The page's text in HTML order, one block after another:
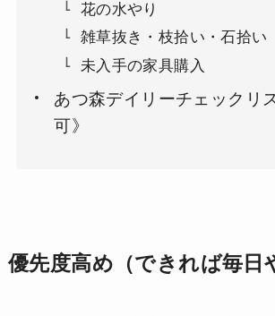
花の水やり
雑草抜き・枝拾い・石拾い
未入手の家具購入
あつ森デイリーチェックリ
可》
優先度高め（できれば毎日